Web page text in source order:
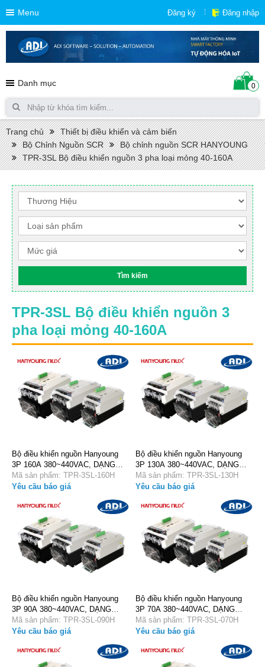
Menu Đăng ký Đăng nhập
Danh mục 0
Trang chủ
Thiết bị điều khiển và cảm biến
Bộ Chỉnh Nguồn SCR
Bộ chỉnh nguồn SCR HANYOUNG
TPR-3SL Bộ điều khiển nguồn 3 pha loại mỏng 40-160A
TPR-3SL Bộ điều khiển nguồn 3
pha loại mỏng 40-160A
Bộ điều khiển nguồn Hanyoung
3P 160A 380~440VAC, DẠNG
SLIM TPR-3SL-160H
Mã sản phẩm: TPR-3SL-160H
Yêu cầu báo giá
Bộ điều khiển nguồn Hanyoung
3P 130A 380~440VAC, DẠNG
SLIM TPR-3SL-130H
Mã sản phẩm: TPR-3SL-130H
Yêu cầu báo giá
Bộ điều khiển nguồn Hanyoung
3P 90A 380~440VAC, DẠNG
SLIM TPR-3SL-090H
Mã sản phẩm: TPR-3SL-090H
Yêu cầu báo giá
Bộ điều khiển nguồn Hanyoung
3P 70A 380~440VAC, DẠNG
SLIM TPR-3SL-070H
Mã sản phẩm: TPR-3SL-070H
Yêu cầu báo giá